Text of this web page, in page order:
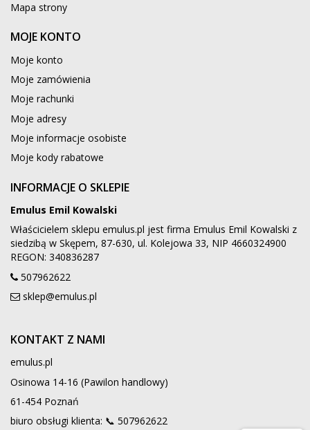
Mapa strony
MOJE KONTO
Moje konto
Moje zamówienia
Moje rachunki
Moje adresy
Moje informacje osobiste
Moje kody rabatowe
INFORMACJE O SKLEPIE
Emulus Emil Kowalski
Właścicielem sklepu emulus.pl jest firma Emulus Emil Kowalski z
siedzibą w Skępem, 87-630, ul. Kolejowa 33, NIP 4660324900
REGON: 340836287
507962622
sklep@emulus.pl
KONTAKT Z NAMI
emulus.pl
Osinowa 14-16 (Pawilon handlowy)
61-454 Poznań
biuro obsługi klienta: 📞 507962622